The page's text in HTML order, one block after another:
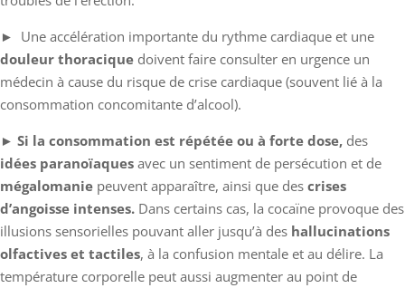
► Une accélération importante du rythme cardiaque et une
douleur thoracique doivent faire consulter en urgence un
médecin à cause du risque de crise cardiaque (souvent lié à la
consommation concomitante d’alcool).
► Si la consommation est répétée ou à forte dose, des
idées paranoïaques avec un sentiment de persécution et de
mégalomanie peuvent apparaître, ainsi que des crises
d’angoisse intenses. Dans certains cas, la cocaïne provoque des
illusions sensorielles pouvant aller jusqu’à des hallucinations
olfactives et tactiles, à la confusion mentale et au délire. La
température corporelle peut aussi augmenter au point de